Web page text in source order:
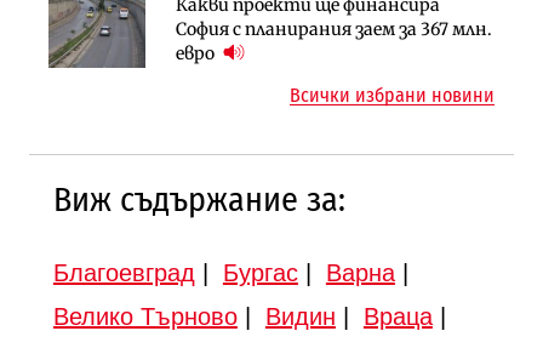
Какви проекти ще финансира
София с планирания заем за 367 млн.
евро
Компании
„Ендуросат“ ще строи огромен
център в Доброславци
Регионалният министър поема „на
ръчно управление“ общинската
инвестиционна програма
Всички избрани новини
Виж съдържание за:
Благоевград Бургас| Варна|
Велико Търново| Видин Враца|